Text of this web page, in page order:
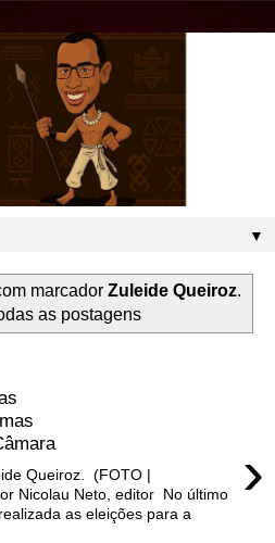
▼
marcador Zuleide Queiroz.
as postagens
›
Queiroz. (FOTO |
Nicolau Neto, editor No último
as eleições para a